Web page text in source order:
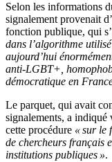
Selon les informations
signalement provenait
fonction publique, qui
dans l’algorithme
aujourd’hui
anti-LGBT+,
démocratique en
Le parquet, qui avait
signalements, a
cette procédure « sur le
de chercheurs français
institutions publiques ».